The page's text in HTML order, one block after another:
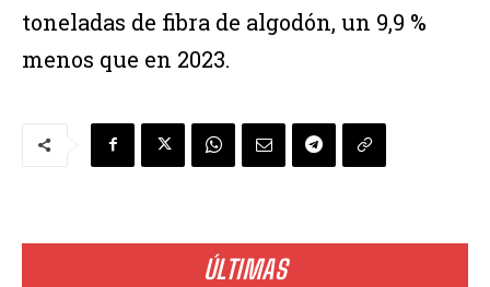
ÚLTIMAS
toneladas de fibra de algodón, un 9,9 %
menos que en 2023.